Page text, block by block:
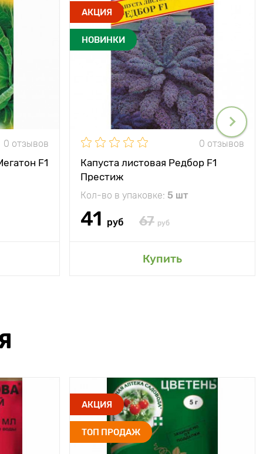
0 отзывов
F1
АКЦИЯ
НОВИНКИ
0 отзывов
Капуста листовая Редбор F1
Престиж
Кол-во в упаковке: 5 шт
41 руб 67 руб
Купить
АКЦИЯ
ТОП ПРОДАЖ